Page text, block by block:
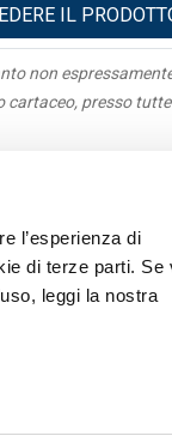
l’esperienza di
di terze parti. Se
leggi la nostra
IL
non
cartaceo, presso tutte